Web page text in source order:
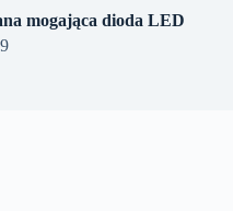
mogająca dioda LED